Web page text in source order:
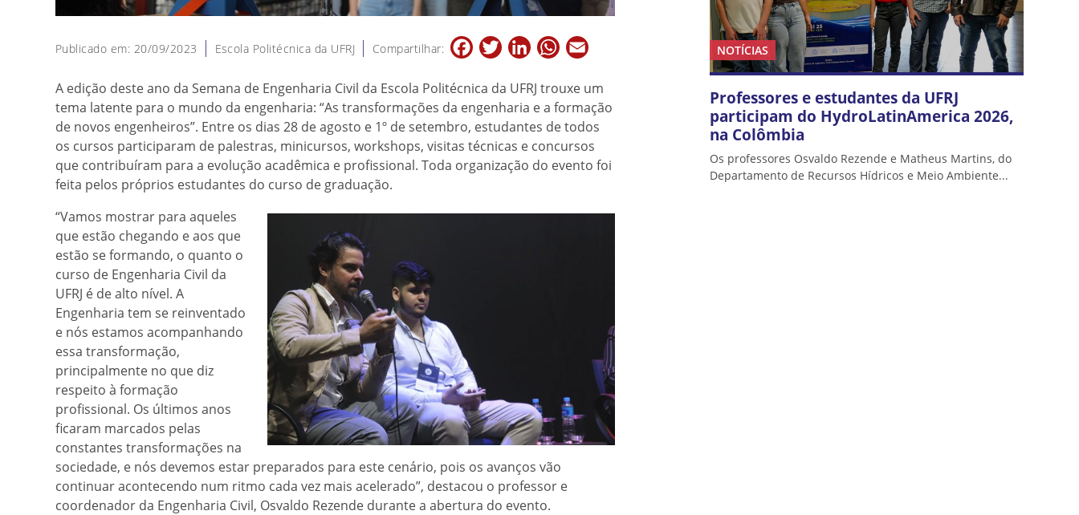
Publicado em: 20/09/2023 Escola Politécnica da UFRJ Compartilhar: FacebookTwitterLinkedInWhatsApp
A edição deste ano da Semana de Engenharia Civil da Escola Politécnica da UFRJ trouxe um
tema latente para o mundo da engenharia: “As transformações da engenharia e a formação
de novos engenheiros”. Entre os dias 28 de agosto e 1º de setembro, estudantes de todos
os cursos participaram de palestras, minicursos, workshops, visitas técnicas e concursos
que contribuíram para a evolução acadêmica e profissional. Toda organização do evento foi
feita pelos próprios estudantes do curso de graduação.
“Vamos mostrar para aqueles
que estão chegando e aos que
estão se formando, o quanto o
curso de Engenharia Civil da
UFRJ é de alto nível. A
Engenharia tem se reinventado
e nós estamos acompanhando
essa transformação,
principalmente no que diz
respeito à formação
profissional. Os últimos anos
ficaram marcados pelas
constantes transformações na
sociedade, e nós devemos estar preparados para este cenário, pois os avanços vão
continuar acontecendo num ritmo cada vez mais acelerado”, destacou o professor e
coordenador da Engenharia Civil, Osvaldo Rezende durante a abertura do evento.
NOTÍCIAS
Professores e estudantes da UFRJ
participam do HydroLatinAmerica 2026,
na Colômbia
Os professores Osvaldo Rezende e Matheus Martins, do
Departamento de Recursos Hídricos e Meio Ambiente...